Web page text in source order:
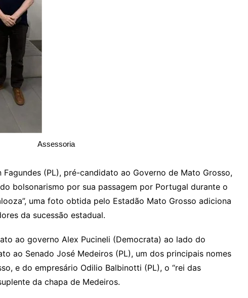
Assessoria
(PL), pré-candidato ao Governo de Mato Grosso,
bolsonarismo por sua passagem por Portugal durante o
uma foto obtida pelo Estadão Mato Grosso adiciona
da sucessão estadual.
ao governo Alex Pucineli (Democrata) ao lado do
ao Senado José Medeiros (PL), um dos principais nomes
e do empresário Odilio Balbinotti (PL), o “rei das
da chapa de Medeiros.